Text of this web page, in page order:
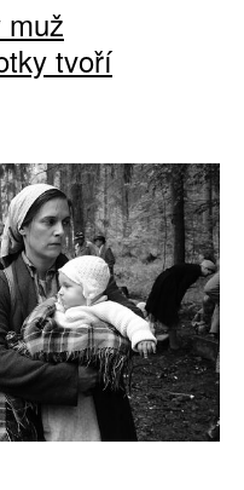
muž
tvoří